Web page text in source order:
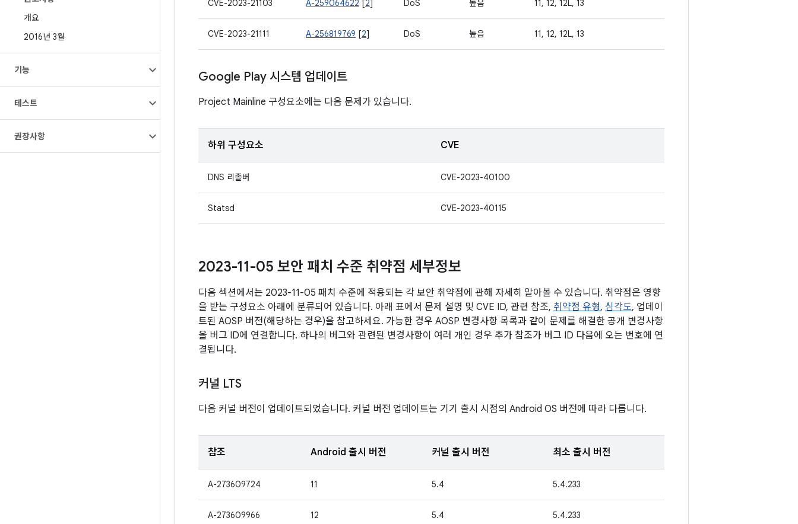
개요
2016년 3월
기능
테스트
권장사항
CVE-2023-21103 A-259064622 [2] DoS 높음 11, 12, 12L, 13
CVE-2023-21111 A-256819769 [2] DoS 높음 11, 12, 12L, 13
Google Play 시스템 업데이트
Project Mainline 구성요소에는 다음 문제가 있습니다.
하위 구성요소 CVE
DNS 리졸버 CVE-2023-40100
Statsd CVE-2023-40115
2023-11-05 보안 패치 수준 취약점 세부정보
다음 섹션에서는 2023-11-05 패치 수준에 적용되는 각 보안 취약점에 관해 자세히 알아볼 수 있습니다. 취약점은 영향
을 받는 구성요소 아래에 분류되어 있습니다. 아래 표에서 문제 설명 및 CVE ID, 관련 참조, 취약점 유형, 심각도, 업데이
트된 AOSP 버전(해당하는 경우)을 참고하세요. 가능한 경우 AOSP 변경사항 목록과 같이 문제를 해결한 공개 변경사항
을 버그 ID에 연결합니다. 하나의 버그와 관련된 변경사항이 여러 개인 경우 추가 참조가 버그 ID 다음에 오는 번호에 연
결됩니다.
커널 LTS
다음 커널 버전이 업데이트되었습니다. 커널 버전 업데이트는 기기 출시 시점의 Android OS 버전에 따라 다릅니다.
참조 Android 출시 버전 커널 출시 버전 최소 출시 버전
A-273609724 11 5.4 5.4.233
A-273609966 12 5.4 5.4.233